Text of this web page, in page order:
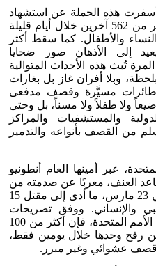
هذه الحملة عن استشهاد
أكثر من 404 أشخاص وإصابة أكثر من 562 آخرين خلال أيام قليلة
والأطفال. كما سقط أكثر
يعيد إلى الأذهان صور ضحايا
تُبث هذه الأحداث المتوالية
وبلا أفران غاز بل بغارات
وطائرات مسيَّرة وقصف مدفعى
ولا طفلاً ولا مسناً، بل وحتى
والمستشفيات والمراكز
من القصف بأنواعه والتدمير
عبر أمينها العام أنطونيو
العنف، معربًا عن صدمته من
استهداف قافلة طبية وإنسانية في 23 مارس، ما أدى إلى مقتل 15
والإنساني. ووفق تصريحات
ستيفان دوجاريك، المتحدث باسم الأمم المتحدة، فإن أكثر من 100
رفح وحدها خلال يومين فقط،
قصف عشوائي وغير مبرر.